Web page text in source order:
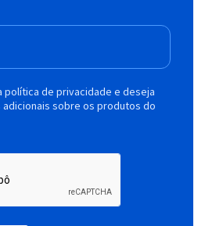
política de privacidade e deseja
sobre os produtos do